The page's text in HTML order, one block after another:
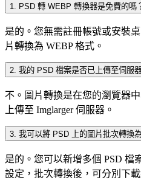
1. PSD 轉 WEBP 轉換器是免費的嗎
是的。您無需註冊帳號或安裝
片轉換為 WEBP 格式。
2. 我的 PSD 檔案是否已上傳至伺服
不。圖片轉換是在您的瀏覽器
上傳至 Imglarger 伺服器。
3. 我可以將 PSD 上的圖片批次轉換
是的。您可以新增多個 PSD 檔
設定，批次轉換後，可分別下